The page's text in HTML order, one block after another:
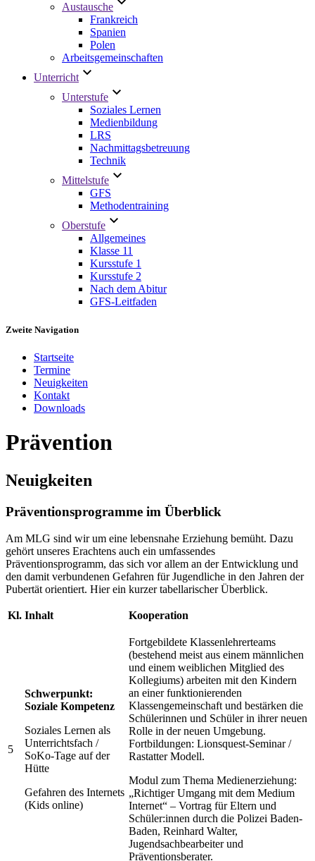
Austausche
Frankreich
Spanien
Polen
Arbeitsgemeinschaften
Unterricht
Unterstufe
Soziales Lernen
Medienbildung
LRS
Nachmittagsbetreuung
Technik
Mittelstufe
GFS
Methodentraining
Oberstufe
Allgemeines
Klasse 11
Kursstufe 1
Kursstufe 2
Nach dem Abitur
GFS-Leitfaden
Zweite Navigation
Startseite
Termine
Neuigkeiten
Kontakt
Downloads
Prävention
Neuigkeiten
Präventionsprogramme im Überblick
Am MLG sind wir um eine lebensnahe Erziehung bemüht. Dazu
gehört unseres Erachtens auch ein umfassendes
Präventionsprogramm, das sich vor allem an der Entwicklung und
den damit verbundenen Gefahren für Jugendliche in den Jahren der
Pubertät orientiert. Hier ein kurzer tabellarischer Überblick.
Kl. Inhalt Kooperation
5
Schwerpunkt:
Soziale Kompetenz
Soziales Lernen als
Unterrichtsfach /
SoKo-Tage auf der
Hütte
Gefahren des Internets
(Kids online)
Fortgebildete Klassenlehrerteams
(bestehend meist aus einem männlichen
und einem weiblichen Mitglied des
Kollegiums) arbeiten mit den Kindern
an einer funktionierenden
Klassengemeinschaft und bestärken die
Schülerinnen und Schüler in ihrer neuen
Rolle in der neuen Umgebung.
Fortbildungen: Lionsquest-Seminar /
Rastatter Modell.
Modul zum Thema Medienerziehung:
„Richtiger Umgang mit dem Medium
Internet“ – Vortrag für Eltern und
Schüler:innen durch die Polizei Baden-
Baden, Reinhard Walter,
Jugendsachbearbeiter und
Präventionsberater.